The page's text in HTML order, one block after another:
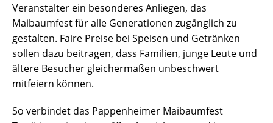
Veranstalter ein besonderes Anliegen, das
Maibaumfest für alle Generationen zugänglich zu
gestalten. Faire Preise bei Speisen und Getränken
sollen dazu beitragen, dass Familien, junge Leute und
ältere Besucher gleichermaßen unbeschwert
mitfeiern können.
So verbindet das Pappenheimer Maibaumfest